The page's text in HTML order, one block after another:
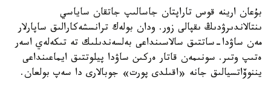
بۇعان ارينە قوس تاراپتان جاسالىپ جاتقان ساياسي
ىنتالاندىرۋدىڭ ىقپالى زور. ودان بولەك ترانسشەكارالىق ساپارلار
مەن ساۋدا-ساتتىق سالاسىنداعى بەلسەندىلىك تە تىكەلەي اسەر
ەتىپ وتىر. سونىمەن قاتار ەركىن ساۋدا پيلوتتىق ايماعىنداعى
يننوۆاتسيالىق جانە «اقىلدى پورت» جوبالارى دا سەپ بولعان.